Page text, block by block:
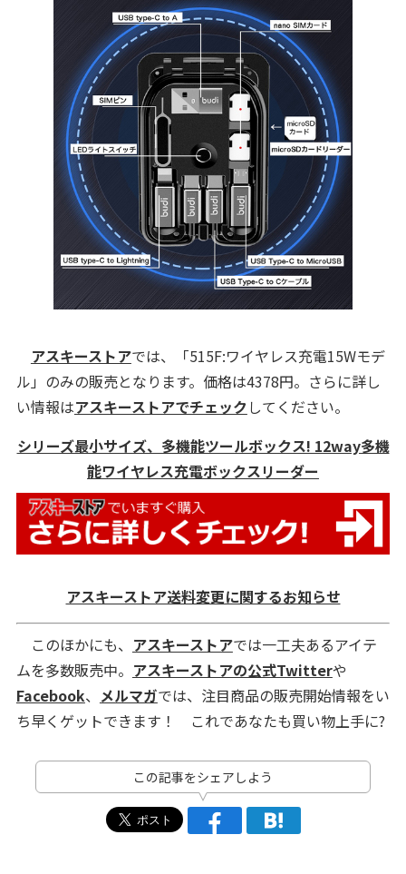
アスキーストアでは、「515F:ワイヤレス充電15Wモデ
ル」のみの販売となります。価格は4378円。さらに詳し
い情報はアスキーストアでチェックしてください。
シリーズ最小サイズ、多機能ツールボックス! 12way多機
能ワイヤレス充電ボックスリーダー
アスキーストア送料変更に関するお知らせ
このほかにも、 アスキーストアでは一工夫あるアイテ
ムを多数販売中。 アスキーストアの公式Twitterや
Facebook、 メルマガでは、注目商品の販売開始情報をい
ち早くゲットできます！ これであなたも買い物上手に?
この記事をシェアしよう